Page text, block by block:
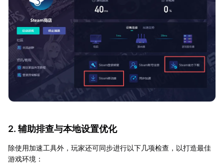
2. 辅助排查与本地设置优化
除使用加速工具外，玩家还可同步进行以下几项检查，以打造最佳
游戏环境：